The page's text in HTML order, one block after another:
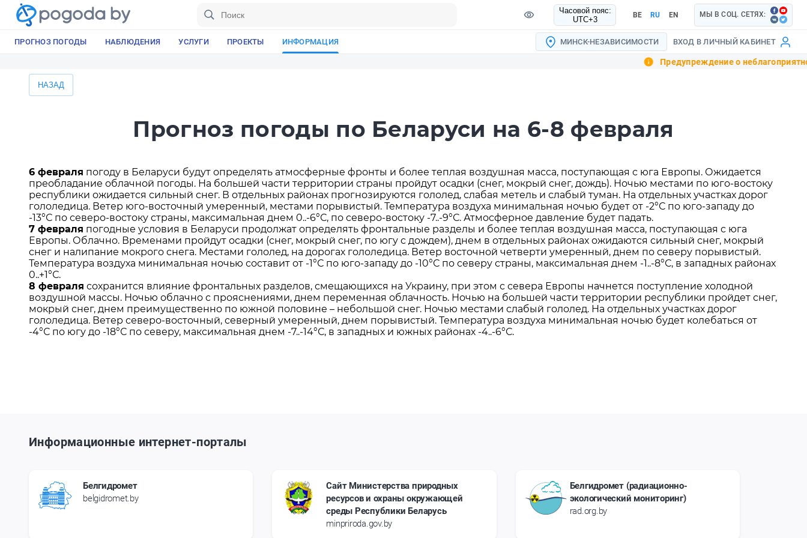
Часовой пояс:
UTC+3
BE RU EN МЫ В СОЦ. СЕТЯХ:
ПРОГНОЗ ПОГОДЫ НАБЛЮДЕНИЯ УСЛУГИ ПРОЕКТЫ ИНФОРМАЦИЯ МИНСК-НЕЗАВИСИМОСТИ ВХОД В ЛИЧНЫЙ КАБИНЕТ
Предупреждение о
НАЗАД
Прогноз погоды по Беларуси на 6-8 февраля
6 февраля погоду в Беларуси будут определять атмосферные фронты и более теплая воздушная масса, поступающая с юга Европы. Ожидается
преобладание облачной погоды. На большей части территории страны пройдут осадки (снег, мокрый снег, дождь). Ночью местами по юго-востоку
республики ожидается сильный снег. В отдельных районах прогнозируются гололед, слабая метель и слабый туман. На отдельных участках дорог
гололедица. Ветер юго-восточный умеренный, местами порывистый. Температура воздуха минимальная ночью будет от -2°С по юго-западу до
-13°С по северо-востоку страны, максимальная днем 0..-6°С, по северо-востоку -7..-9°С. Атмосферное давление будет падать.
7 февраля погодные условия в Беларуси продолжат определять фронтальные разделы и более теплая воздушная масса, поступающая с юга
Европы. Облачно. Временами пройдут осадки (снег, мокрый снег, по югу с дождем), днем в отдельных районах ожидаются сильный снег, мокрый
снег и налипание мокрого снега. Местами гололед, на дорогах гололедица. Ветер восточной четверти умеренный, днем по северу порывистый.
Температура воздуха минимальная ночью составит от -1°С по юго-западу до -10°С по северу страны, максимальная днем -1..-8°С, в западных районах
0..+1°С.
8 февраля сохранится влияние фронтальных разделов, смещающихся на Украину, при этом с севера Европы начнется поступление холодной
воздушной массы. Ночью облачно с прояснениями, днем переменная облачность. Ночью на большей части территории республики пройдет снег,
мокрый снег, днем преимущественно по южной половине – небольшой снег. Ночью местами слабый гололед. На отдельных участках дорог
гололедица. Ветер северо-восточный, северный умеренный, днем порывистый. Температура воздуха минимальная ночью будет колебаться от
-4°С по югу до -18°С по северу, максимальная днем -7..-14°С, в западных и южных районах -4..-6°С.
Информационные интернет-порталы
Белгидромет
belgidromet.by
Сайт Министерства природных
ресурсов и охраны окружающей
среды Республики Беларусь
minpriroda.gov.by
Белгидромет (радиационно-
экологический мониторинг)
rad.org.by